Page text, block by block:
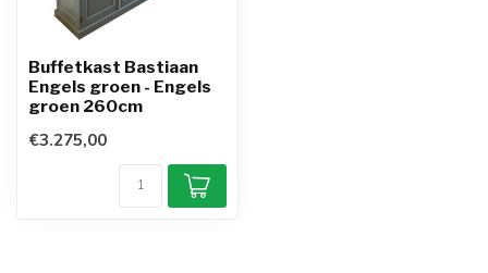
Buffetkast Bastiaan
Engels groen - Engels
groen 260cm
€3.275,00